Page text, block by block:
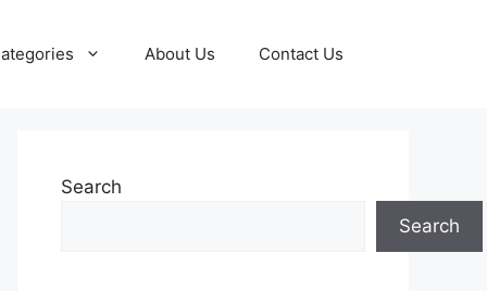
About Us Contact Us
Search
Search